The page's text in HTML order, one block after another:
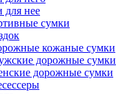
для нее
сумки
кожаные сумки
дорожные сумки
дорожные сумки